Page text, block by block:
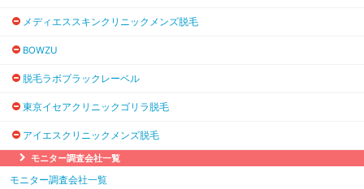
メディエススキンクリニックメンズ脱毛
BOWZU
脱毛ラボブラックレーベル
東京イセアクリニックゴリラ脱毛
アイエスクリニックメンズ脱毛
モニター調査会社一覧
モニター調査会社一覧